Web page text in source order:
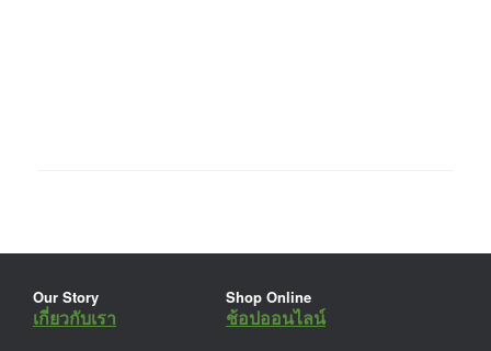
Our Story
เกี่ยวกับเรา
Shop Online
ช้อปออนไลน์